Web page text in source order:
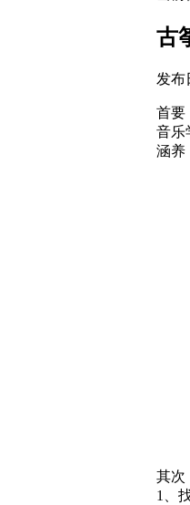
古
发布
首要
音乐
涵养
其次
1、